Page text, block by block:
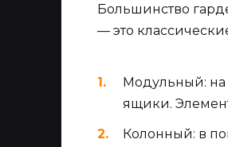
Большинство
— это
Модульный: на
ящики.
Колонный: в